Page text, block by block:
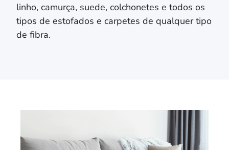
linho, camurça, suede, colchonetes e todos os
tipos de estofados e carpetes de qualquer tipo
de fibra.